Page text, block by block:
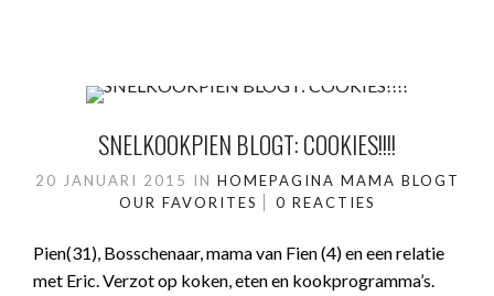
SNELKOOKPIEN BLOGT: COOKIES!!!!
20 JANUARI 2015 IN HOMEPAGINA MAMA BLOGT
OUR FAVORITES
0 REACTIES
Pien(31), Bosschenaar, mama van Fien (4) en een relatie
met Eric. Verzot op koken, eten en kookprogramma’s.